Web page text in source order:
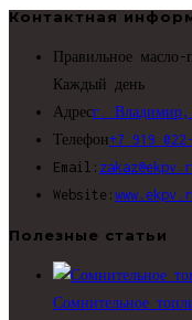
Контактная
Правильное
Каждый день
Адресг. Владимир,
Телефон+7 919
Email:
Website:
Полезные статьи
Сомнительное